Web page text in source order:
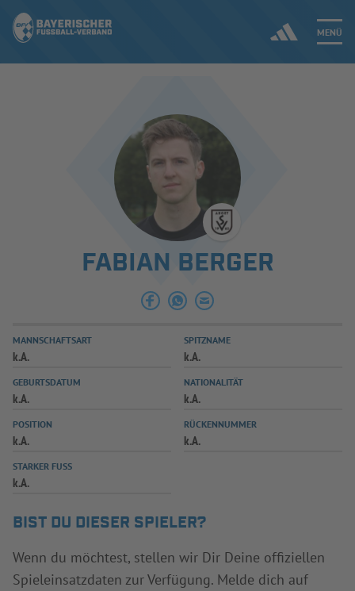
MENÜ
ERGEBNISSE & WETTBEWERBE
SPIELBETRIEB & VERBANDSLEBEN
AUSBILDUNG & FÖRDERUNG
SPIELPLUS
FABIAN BERGER
MANNSCHAFTSART
k.A.
SPITZNAME
k.A.
GEBURTSDATUM
k.A.
NATIONALITÄT
k.A.
POSITION
k.A.
RÜCKENNUMMER
k.A.
STARKER FUSS
k.A.
BIST DU DIESER SPIELER?
Wenn du möchtest, stellen wir Dir Deine offiziellen
Spieleinsatzdaten zur Verfügung. Melde dich auf